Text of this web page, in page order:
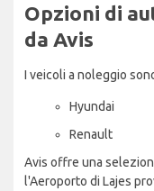
Opzioni di
da Avis
I veicoli a noleggio
Hyundai
Renault
Avis offre una
l'Aeroporto di Lajes